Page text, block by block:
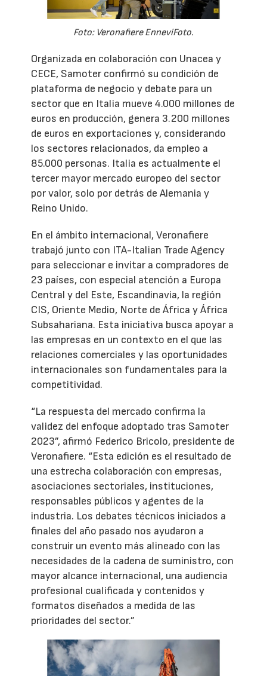
Foto: Veronafiere EnneviFoto.
Organizada en colaboración con Unacea y
CECE, Samoter confirmó su condición de
plataforma de negocio y debate para un
sector que en Italia mueve 4.000 millones de
euros en producción, genera 3.200 millones
de euros en exportaciones y, considerando
los sectores relacionados, da empleo a
85.000 personas. Italia es actualmente el
tercer mayor mercado europeo del sector
por valor, solo por detrás de Alemania y
Reino Unido.
En el ámbito internacional, Veronafiere
trabajó junto con ITA-Italian Trade Agency
para seleccionar e invitar a compradores de
23 países, con especial atención a Europa
Central y del Este, Escandinavia, la región
CIS, Oriente Medio, Norte de África y África
Subsahariana. Esta iniciativa busca apoyar a
las empresas en un contexto en el que las
relaciones comerciales y las oportunidades
internacionales son fundamentales para la
competitividad.
“La respuesta del mercado confirma la
validez del enfoque adoptado tras Samoter
2023”, afirmó Federico Bricolo, presidente de
Veronafiere. “Esta edición es el resultado de
una estrecha colaboración con empresas,
asociaciones sectoriales, instituciones,
responsables públicos y agentes de la
industria. Los debates técnicos iniciados a
finales del año pasado nos ayudaron a
construir un evento más alineado con las
necesidades de la cadena de suministro, con
mayor alcance internacional, una audiencia
profesional cualificada y contenidos y
formatos diseñados a medida de las
prioridades del sector.”